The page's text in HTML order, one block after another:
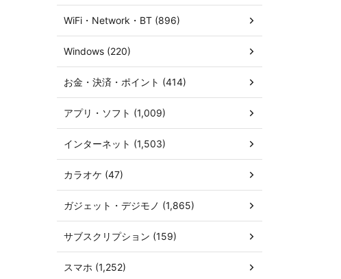
WiFi・Network・BT (896)
Windows (220)
お金・決済・ポイント (414)
アプリ・ソフト (1,009)
インターネット (1,503)
カラオケ (47)
ガジェット・デジモノ (1,865)
サブスクリプション (159)
スマホ (1,252)